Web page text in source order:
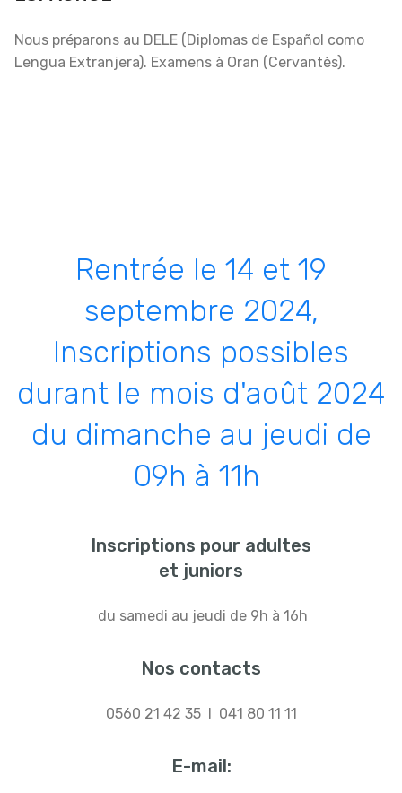
Nous préparons au DELE (Diplomas de Español como
Lengua Extranjera). Examens à Oran (Cervantès).
Rentrée le 14 et 19
septembre 2024,
Inscriptions possibles
durant le mois d'août 2024
du dimanche au jeudi de
09h à 11h
Inscriptions pour adultes
et juniors
du samedi au jeudi de 9h à 16h
Nos contacts
0560 21 42 35 I 041 80 11 11
E-mail: